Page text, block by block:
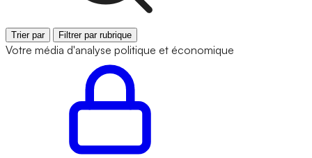
Trier par Filtrer par rubrique
Votre média d'analyse politique et économique